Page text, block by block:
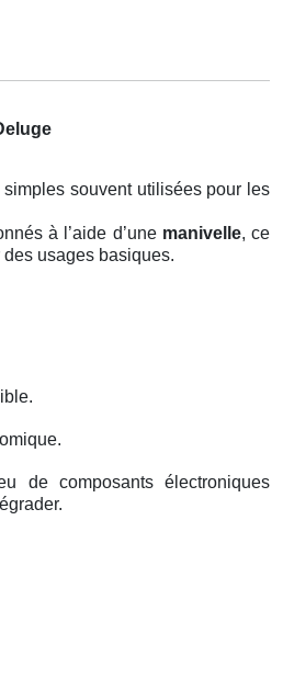
souvent utilisées pour les
à l’aide d’une manivelle, ce
usages basiques.
de composants électroniques